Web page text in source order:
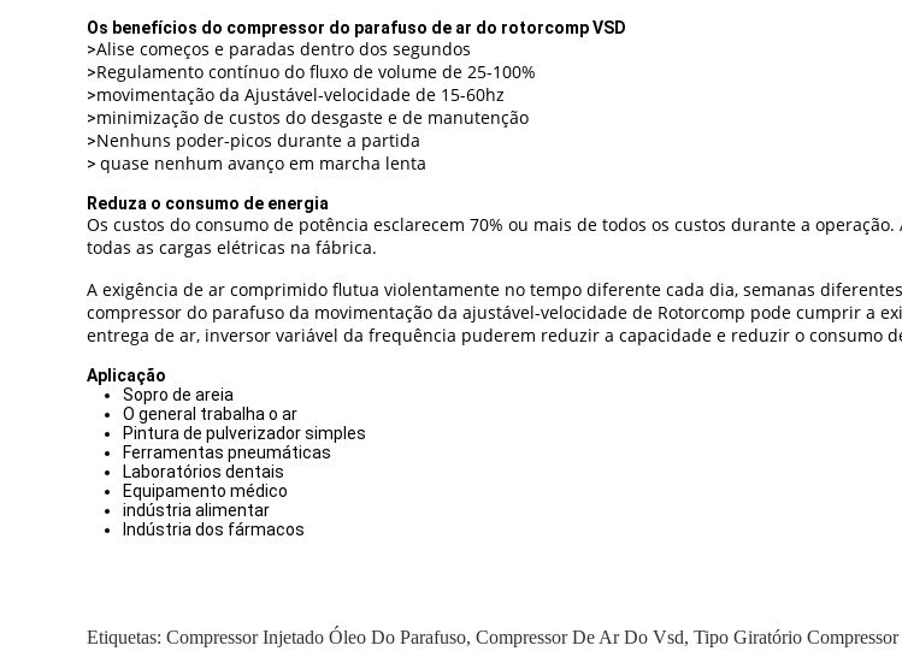
Os benefícios do compressor do parafuso de ar do rotorcomp VSD
>Alise começos e paradas dentro dos segundos
>Regulamento contínuo do fluxo de volume de 25-100%
>movimentação da Ajustável-velocidade de 15-60hz
>minimização de custos do desgaste e de manutenção
>Nenhuns poder-picos durante a partida
> quase nenhum avanço em marcha lenta
Reduza o consumo de energia
Os custos do consumo de potência esclarecem 70% ou mais de todos os custos durante a
todas as cargas elétricas na fábrica.
A exigência de ar comprimido flutua violentamente no tempo diferente cada dia, semanas
compressor do parafuso da movimentação da ajustável-velocidade de Rotorcomp pode cumprir a
entrega de ar, inversor variável da frequência puderem reduzir a capacidade e reduzir o consumo
Aplicação
Sopro de areia
O general trabalha o ar
Pintura de pulverizador simples
Ferramentas pneumáticas
Laboratórios dentais
Equipamento médico
indústria alimentar
Indústria dos fármacos
Etiquetas: Compressor Injetado Óleo Do Parafuso, Compressor De Ar Do Vsd, Tipo Giratório